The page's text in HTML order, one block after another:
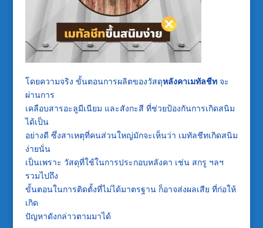
โดยความจริง ขั้นตอนการผลิตของวัสดุหลังคาเมทัลชีท จะ
ผ่านการ
เคลือบสารอะลูมีเนียม และสังกะสี ที่ช่วยป้องกันการเกิดสนิม
ได้เป็น
อย่างดี ซึ่งสาเหตุที่คนส่วนใหญ่มักจะเห็นว่า เมทัลชีทเกิดสนิม
ง่ายนั่น
เป็นเพราะ วัสดุที่ใช้ในการประกอบหลังคา เช่น สกรู ฯลฯ
รวมไปถึง
ขั้นตอนในการติดตั้งที่ไม่ได้มาตรฐาน ก็อาจส่งผลเสีย ที่ก่อให้
เกิด
ปัญหาดังกล่าวตามมาได้